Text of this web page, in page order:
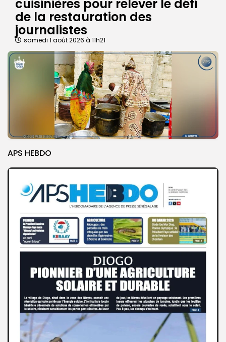
cuisinières pour relever le défi
de la restauration des
journalistes
samedi 1 août 2026 à 11h21
APS HEBDO